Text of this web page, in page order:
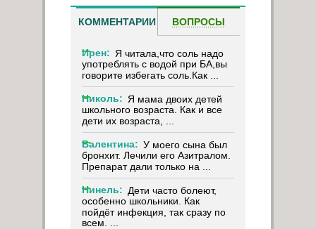
КОММЕНТАРИИ ВОПРОСЫ
Ирен: Я читала,что соль надо
употреблять с водой при БА,вы
говорите избегать соль.Как ...
Николь: Я мама двоих детей
школьного возраста. Как и все
дети их возраста, ...
Валентина: У моего сына был
бронхит. Лечили его Азитралом.
Препарат дали только на ...
Нинель: Дети часто болеют,
особенно школьники. Как
пойдёт инфекция, так сразу по
всем. ...